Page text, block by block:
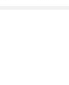
co